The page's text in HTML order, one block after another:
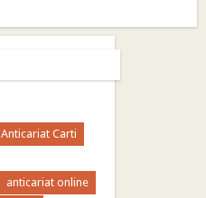
Anticariat Carti
anticariat online